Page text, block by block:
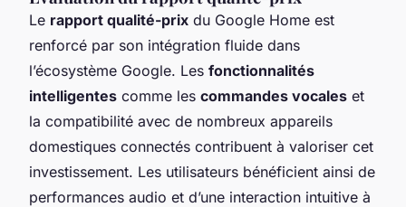
Le rapport qualité-prix du Google Home est
renforcé par son intégration fluide dans
l’écosystème Google. Les fonctionnalités
intelligentes comme les commandes vocales et
la compatibilité avec de nombreux appareils
domestiques connectés contribuent à valoriser cet
investissement. Les utilisateurs bénéficient ainsi de
performances audio et d’une interaction intuitive à